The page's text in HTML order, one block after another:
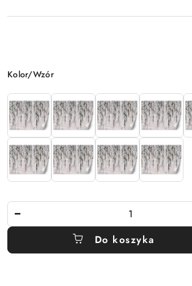
Wariant
Kolor/Wzór
Do koszyka